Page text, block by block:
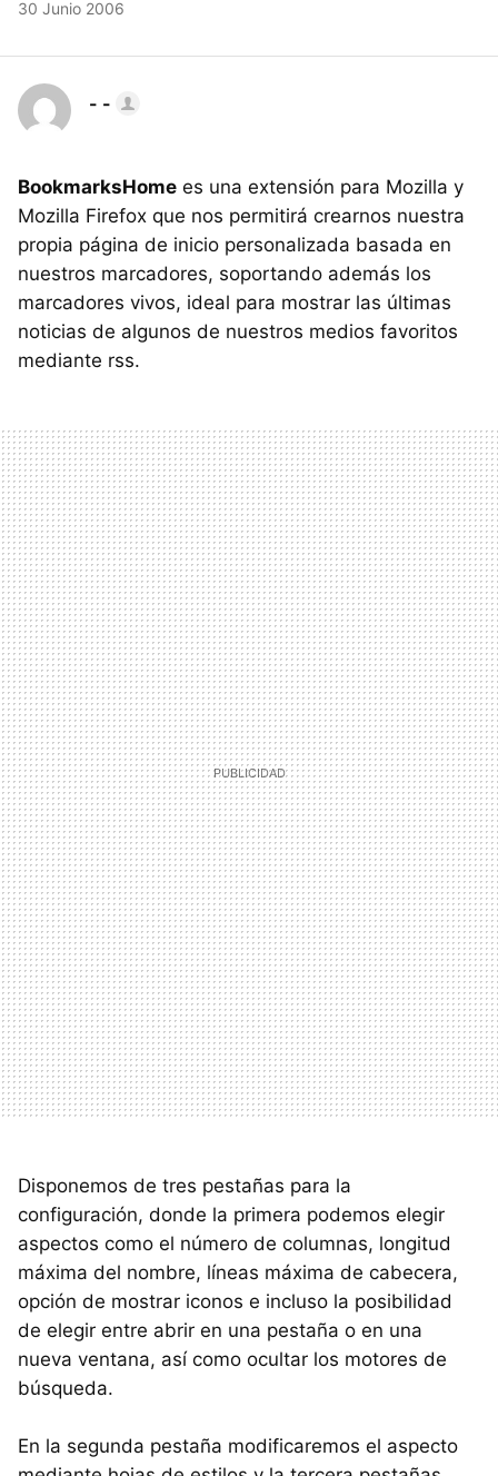
30 Junio 2006
- -
BookmarksHome es una extensión para Mozilla y
Mozilla Firefox que nos permitirá crearnos nuestra
propia página de inicio personalizada basada en
nuestros marcadores, soportando además los
marcadores vivos, ideal para mostrar las últimas
noticias de algunos de nuestros medios favoritos
mediante rss.
Disponemos de tres pestañas para la
configuración, donde la primera podemos elegir
aspectos como el número de columnas, longitud
máxima del nombre, líneas máxima de cabecera,
opción de mostrar iconos e incluso la posibilidad
de elegir entre abrir en una pestaña o en una
nueva ventana, así como ocultar los motores de
búsqueda.
En la segunda pestaña modificaremos el aspecto